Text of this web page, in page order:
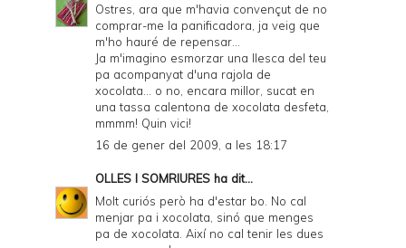
Ostres, ara que m'havia convençut de no
comprar-me la panificadora, ja veig que
m'ho hauré de repensar...
Ja m'imagino esmorzar una llesca del teu
pa acompanyat d'una rajola de
xocolata... o no, encara millor, sucat en
una tassa calentona de xocolata desfeta,
mmmm! Quin vici!
16 de gener del 2009, a les 18:17
OLLES I SOMRIURES ha dit...
Molt curiós però ha d'estar bo. No cal
menjar pa i xocolata, sinó que menges
pa de xocolata. Així no cal tenir les dues